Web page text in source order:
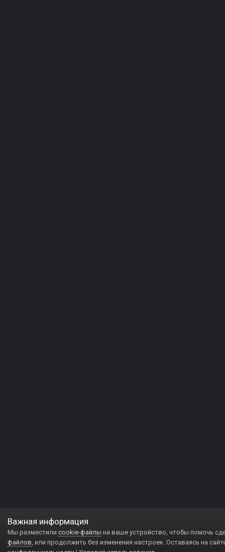
Важная информация
Мы разместили cookie-файлы на ваше устройство, чтобы помочь
файлов, или продолжить без изменения настроек. Оставаясь на